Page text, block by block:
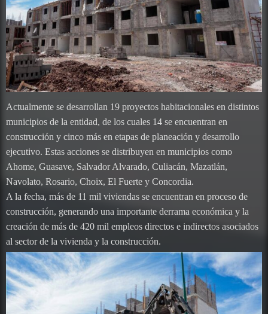
Actualmente se desarrollan 19 proyectos habitacionales en distintos
municipios de la entidad, de los cuales 14 se encuentran en
construcción y cinco más en etapas de planeación y desarrollo
ejecutivo. Estas acciones se distribuyen en municipios como
Ahome, Guasave, Salvador Alvarado, Culiacán, Mazatlán,
Navolato, Rosario, Choix, El Fuerte y Concordia.
A la fecha, más de 11 mil viviendas se encuentran en proceso de
construcción, generando una importante derrama económica y la
creación de más de 420 mil empleos directos e indirectos asociados
al sector de la vivienda y la construcción.